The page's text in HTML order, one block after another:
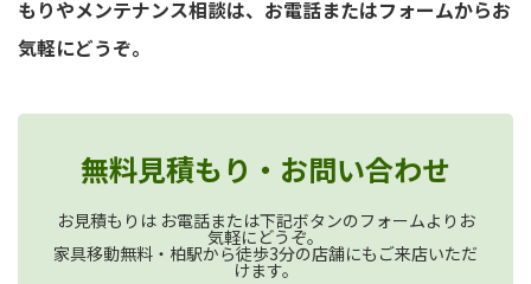
もりやメンテナンス相談は、お電話またはフォームからお
気軽にどうぞ。
無料見積もり・お問い合わせ
お見積もりは お電話または下記ボタンのフォームよりお
気軽にどうぞ。
家具移動無料・柏駅から徒歩3分の店舗にもご来店いただ
けます。